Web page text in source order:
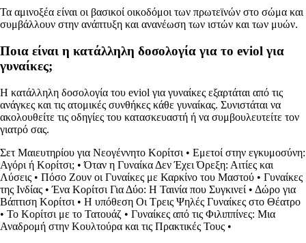
Τα αμινοξέα είναι οι βασικοί οικοδόμοι των πρωτεϊνών στο σώμα και
συμβάλλουν στην ανάπτυξη και ανανέωση των ιστών και των μυών.
Ποια είναι η κατάλληλη δοσολογία για το eviol για
γυναίκες;
Η κατάλληλη δοσολογία του eviol για γυναίκες εξαρτάται από τις
ανάγκες και τις ατομικές συνθήκες κάθε γυναίκας. Συνιστάται να
ακολουθείτε τις οδηγίες του κατασκευαστή ή να συμβουλευτείτε τον
γιατρό σας.
Σετ Μαιευτηρίου για Νεογέννητο Κορίτσι • Εμετοί στην εγκυμοσύνη:
Αγόρι ή Κορίτσι; •Όταν η Γυναίκα Δεν Έχει Όρεξη: Αιτίες και
Λύσεις • Πόσο Ζουν οι Γυναίκες με Καρκίνο του Μαστού • Γυναίκες
της Ινδίας •Ένα Κορίτσι Για Δύο: Η Ταινία που Συγκινεί • Δώρο για
Βάπτιση Κορίτσι • Η υπόθεση Οι Τρεις Ψηλές Γυναίκες στο Θέατρο
• Το Κορίτσι με το Τατουάζ • Γυναίκες από τις Φιλιππίνες: Μια
Αναδρομή στην Κουλτούρα και τις Πρακτικές Τους •